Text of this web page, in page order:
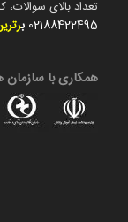
تعداد بالای
02188422495 ب
همکاری با سازمان